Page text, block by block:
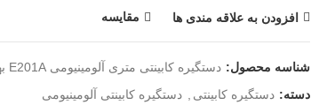
افزودن به علاقه مندی ها مقایسه
شناسه محصول: دستگیره کابینتی متری آلومینیومی E201A بهریزان
دسته: دستگیره کابینتی , دستگیره کابینتی آلومینیومی